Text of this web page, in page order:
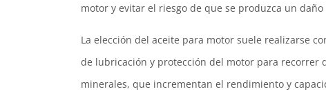
motor y evitar el riesgo de que se produzca un
La elección del aceite para motor suele realizarse
de lubricación y protección del motor para recorrer
minerales, que incrementan el rendimiento y